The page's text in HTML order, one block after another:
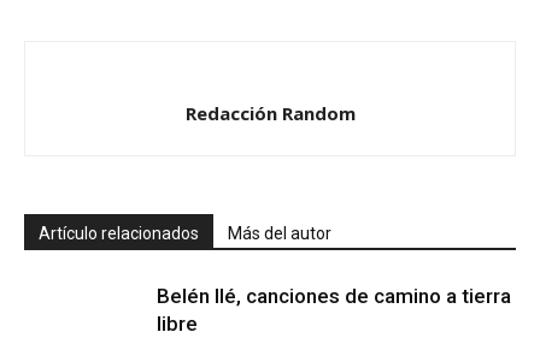
Redacción Random
Artículo relacionados Más del autor
Belén Ilé, canciones de camino a tierra
libre